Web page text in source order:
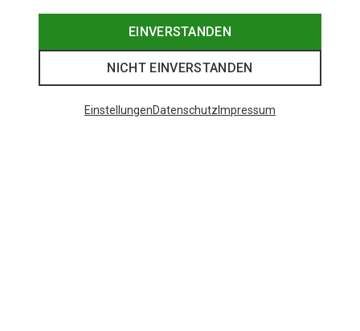
EINVERSTANDEN
NICHT EINVERSTANDEN
EinstellungenDatenschutz Impressum